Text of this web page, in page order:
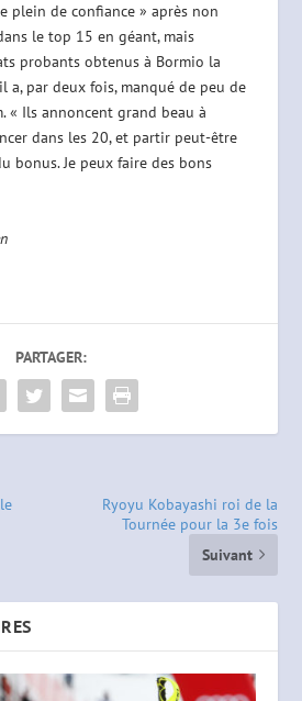
plein de confiance » après non
le top 15 en géant, mais
probants obtenus à Bormio la
a, par deux fois, manqué de peu de
« Ils annoncent grand beau à
dans les 20, et partir peut-être
bonus. Je peux faire des bons
PARTAGER:
Ryoyu Kobayashi roi de la
Tournée pour la 3e fois
Suivant